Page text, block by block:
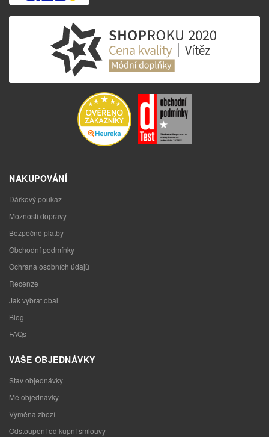
NAKUPOVÁNÍ
Dárkový poukaz
Možnosti dopravy
Bezpečné platby
Obchodní podmínky
Ochrana osobních údajů
Recenze
Jak vybrat obal
Blog
FAQs
VAŠE OBJEDNÁVKY
Stav objednávky
Mé objednávky
Výměna zboží
Odstoupení od kupní smlouvy